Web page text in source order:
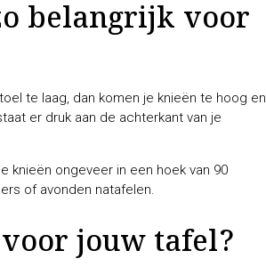
belangrijk voor
te laag, dan komen je knieën te hoog en
er druk aan de achterkant van je
knieën ongeveer in een hoek van 90
of avonden natafelen.
jouw tafel?